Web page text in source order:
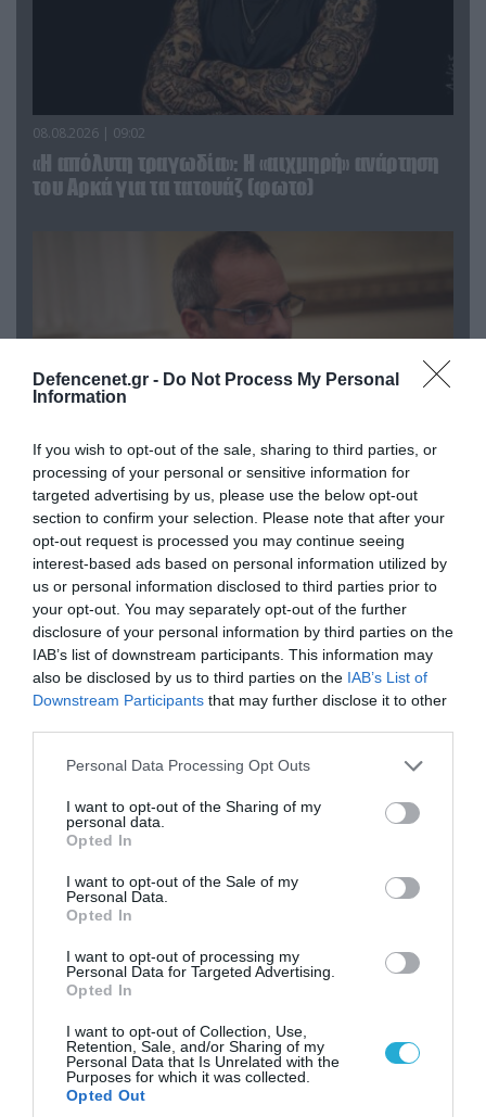
Defencenet.gr - Do Not Process My Personal
Information
If you wish to opt-out of the sale, sharing to third parties, or
processing of your personal or sensitive information for
targeted advertising by us, please use the below opt-out
section to confirm your selection. Please note that after your
opt-out request is processed you may continue seeing
interest-based ads based on personal information utilized by
us or personal information disclosed to third parties prior to
your opt-out. You may separately opt-out of the further
disclosure of your personal information by third parties on the
IAB’s list of downstream participants. This information may
also be disclosed by us to third parties on the IAB’s List of
Downstream Participants that may further disclose it to other
Please note that this website/app uses one or more Google
not limited to your visit or usage behaviour. You may click to
grant or deny consent to Google and its third-party tags to
use your data for below specified purposes in below Google
consent section.
Personal Data Processing Opt Outs
I want to opt-out of the Sharing of my
personal data.
Opted In
I want to opt-out of the Sale of my
Personal Data.
Opted In
I want to opt-out of processing my
Personal Data for Targeted Advertising.
Opted In
I want to opt-out of Collection, Use,
Retention, Sale, and/or Sharing of my
Personal Data that Is Unrelated with the
Purposes for which it was collected.
Opted Out
08.08.2026 | 09:02
«Η απόλυτη τραγωδία»: Η «αιχμηρή» ανάρτηση
του Αρκά για τα τατουάζ (φωτο)
07.08.2026 | 20:02
Ο Γιάννης Αλαφούζος «τέλειωσε» τον
Κωνσταντίνο Ζούλα από τον ΣΚΑΪ – Ο λόγος της
απομάκρυνσής του
06.08.2026 | 14:02
«Επιχείρηση ελεύθερα πεζοδρόμια» στην
αντικείμενα από κοινόχρηστους χώρους